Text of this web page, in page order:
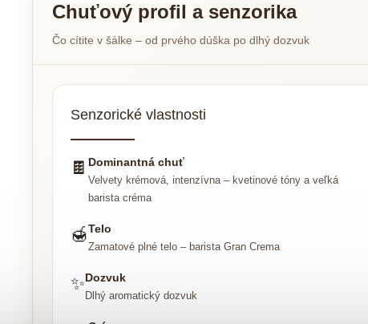
Chuťový profil a senzorika
Čo cítite v šálke – od prvého dúška po dlhý dozvuk
Senzorické vlastnosti
🍫 Dominantná chuť
Velvety krémová, intenzívna – kvetinové tóny a veľká
barista créma
🍯Telo
Zamatové plné telo – barista Gran Crema
✨Dozvuk
Dlhý aromatický dozvuk